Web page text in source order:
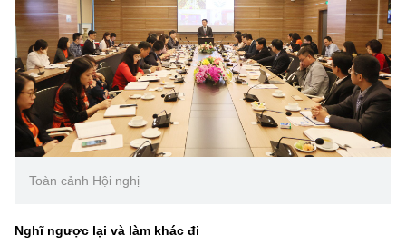
Toàn cảnh Hội nghị
Nghĩ ngược lại và làm khác đi